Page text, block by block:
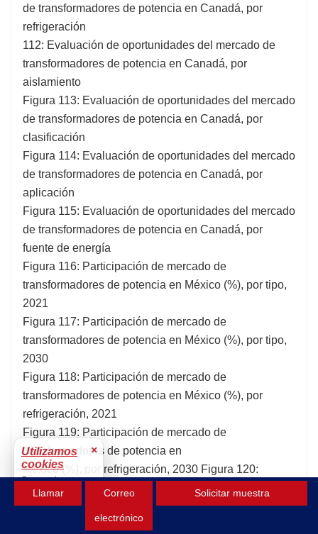
de transformadores de potencia en Canadá, por
refrigeración
112: Evaluación de oportunidades del mercado de
transformadores de potencia en Canadá, por
aislamiento
Figura 113: Evaluación de oportunidades del mercado
de transformadores de potencia en Canadá, por
clasificación
Figura 114: Evaluación de oportunidades del mercado
de transformadores de potencia en Canadá, por
aplicación
Figura 115: Evaluación de oportunidades del mercado
de transformadores de potencia en Canadá, por
fuente de energía
Figura 116: Participación de mercado de
transformadores de potencia en México (%), por tipo,
2021
Figura 117: Participación de mercado de
transformadores de potencia en México (%), por tipo,
2030
Figura 118: Participación de mercado de
transformadores de potencia en México (%), por
refrigeración, 2021
Figura 119: Participación de mercado de
transformadores de potencia en
México (%), por refrigeración, 2030 Figura 120:
Participación de mercado de transformadores de
potencia en México (%), por aislamiento, 2021
Figura 121: Participación de mercado de
Llamar Correo
electrónico
Solicitar muestra
Utilizamos
cookies
×
Para mejorar tu
experiencia.